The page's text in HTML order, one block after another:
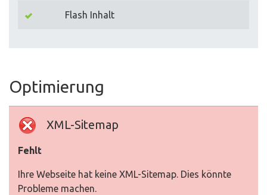
Flash Inhalt
Optimierung
XML-Sitemap
Fehlt
Ihre Webseite hat keine XML-Sitemap. Dies könnte
Probleme machen.